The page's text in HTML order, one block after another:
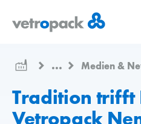
Startseite
Inhalt
Kontakt
...
Medien &
Tradition trifft
Vetropack